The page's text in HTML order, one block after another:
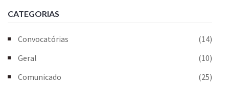
CATEGORIAS
Convocatórias
(14)
Geral
(10)
Comunicado
(25)